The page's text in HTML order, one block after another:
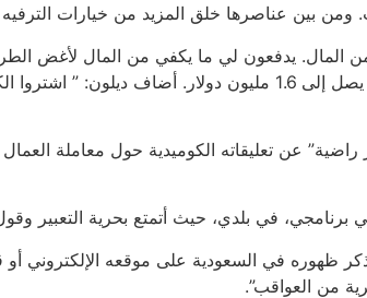
ومن بين عناصرها خلق المزيد من خيارات
أمريكي مقابل عرض واحد في 8 أكتوبر/تشرين الأول، لكن الفنانين
عن تعليقاته الكوميدية حول معاملة
في بلدي، حيث أتمتع بحرية التعبير
في المهرجان في 6 أكتوبر/تشرين الأول، لا يذكر ظهوره في
من العواقب”.